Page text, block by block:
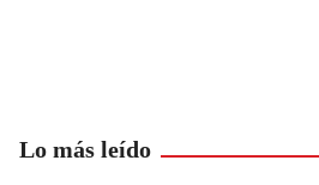
Lo más leído